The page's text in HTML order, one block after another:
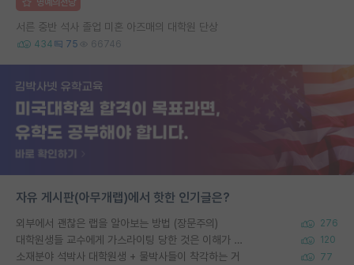
서른 중반 석사 졸업 미혼 아즈매의 대학원 단상
434 75 66746
자유 게시판(아무개랩)에서 핫한 인기글은?
외부에서 괜찮은 랩을 알아보는 방법 (장문주의) 276
대학원생들 교수에게 가스라이팅 당한 것은 이해가 갑니다. 안타깝네요. 120
소재분야 석박사 대학원생 + 물박사들이 착각하는 거 77